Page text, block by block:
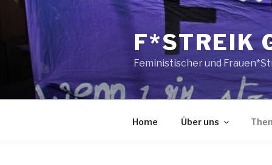
Skip
content
F*STREIK
Feministischer und
Home Über uns